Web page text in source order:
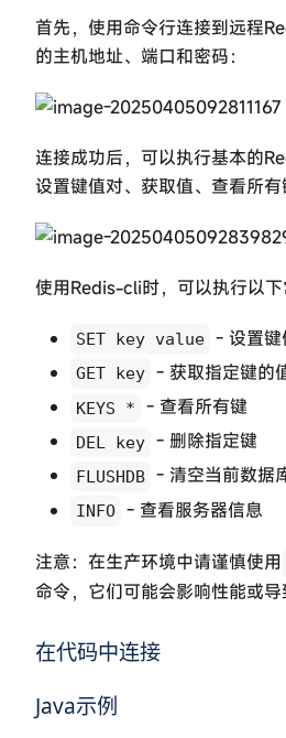
首先，使用命令行连接到远程
的主机地址、端口和密码：
连接成功后，可以执行基本的
设置键值对、获取值、查看所有
使用Redis-cli时，可以执行以下
SET key value - 设置键
GET key - 获取指定键的
KEYS * - 查看所有键
DEL key - 删除指定键
FLUSHDB - 清空当前数据
INFO - 查看服务器信息
注意：在生产环境中请谨慎使用
命令，它们可能会影响性能或导
在代码中连接
Java示例